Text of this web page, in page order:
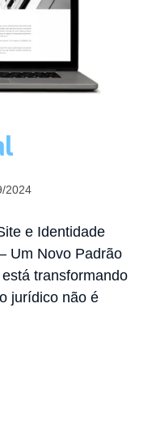
2024
e Identidade
Um Novo Padrão
transformando
jurídico não é